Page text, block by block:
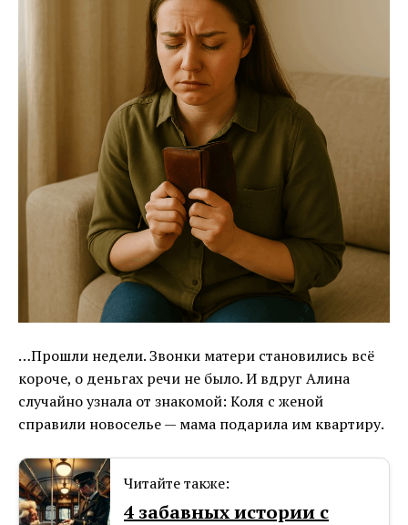
…Прошли недели. Звонки матери становились всё
короче, о деньгах речи не было. И вдруг Алина
случайно узнала от знакомой: Коля с женой
справили новоселье — мама подарила им квартиру.
Читайте также:
4 забавных истории с